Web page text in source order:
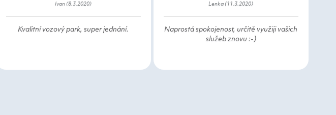
Ivan (8.3.2020)
Kvalitní vozový park, super jednání.
Lenka (11.3.2020)
Naprostá spokojenost, určitě využiji vašich
služeb znovu :-)